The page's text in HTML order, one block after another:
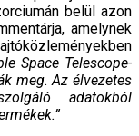
belül azon
amelynek
Space Telescope-
meg. Az élvezetes
adatokból